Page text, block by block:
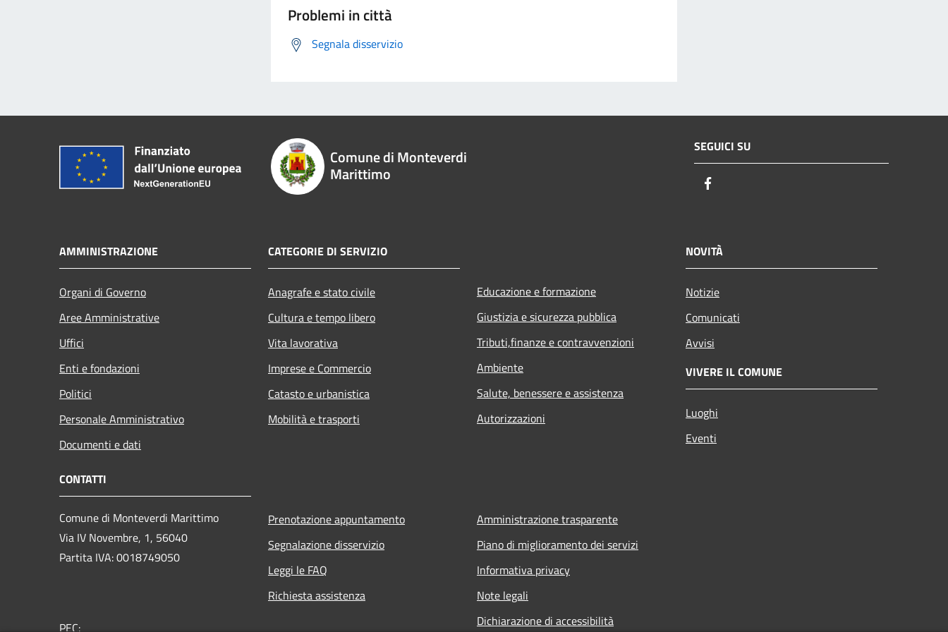
Problemi in città
Segnala disservizio
Comune di Monteverdi
Marittimo
SEGUICI SU
AMMINISTRAZIONE
Organi di Governo
Aree Amministrative
Uffici
Enti e fondazioni
Politici
Personale Amministrativo
Documenti e dati
CATEGORIE DI SERVIZIO
Anagrafe e stato civile
Cultura e tempo libero
Vita lavorativa
Imprese e Commercio
Catasto e urbanistica
Mobilità e trasporti
Educazione e formazione
Giustizia e sicurezza pubblica
Tributi,finanze e contravvenzioni
Ambiente
Salute, benessere e assistenza
Autorizzazioni
NOVITÀ
Notizie
Comunicati
Avvisi
VIVERE IL COMUNE
Luoghi
Eventi
CONTATTI
Comune di Monteverdi Marittimo
Via IV Novembre, 1, 56040
Partita IVA: 0018749050
PEC:
Prenotazione appuntamento
Segnalazione disservizio
Leggi le FAQ
Richiesta assistenza
Amministrazione trasparente
Piano di miglioramento dei servizi
Informativa privacy
Note legali
Dichiarazione di accessibilità